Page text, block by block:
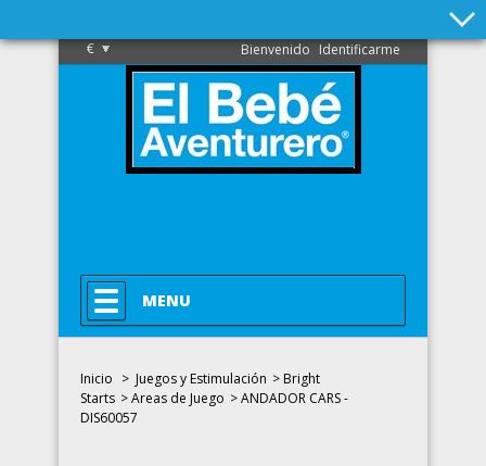
€ Bienvenido Identificarme
MENU
Inicio > Juegos y Estimulación > Bright
Starts >Areas de Juego >ANDADOR CARS -
DIS60057